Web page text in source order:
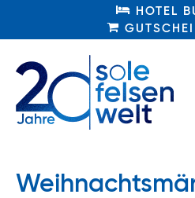
HOTEL
HOTEL